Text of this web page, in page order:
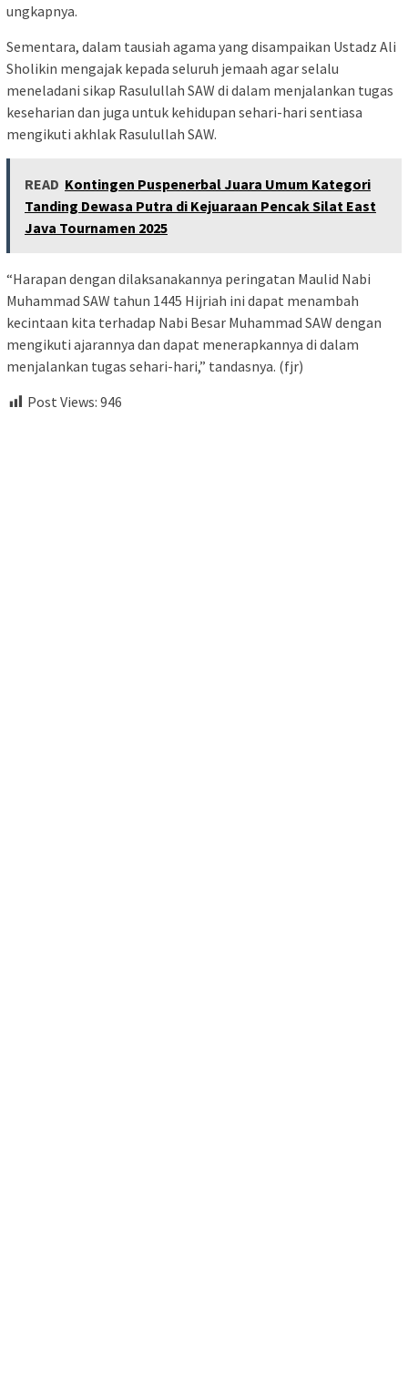
ungkapnya.
Sementara, dalam tausiah agama yang disampaikan Ustadz Ali
Sholikin mengajak kepada seluruh jemaah agar selalu
meneladani sikap Rasulullah SAW di dalam menjalankan tugas
keseharian dan juga untuk kehidupan sehari-hari sentiasa
mengikuti akhlak Rasulullah SAW.
READ Kontingen Puspenerbal Juara Umum Kategori
Tanding Dewasa Putra di Kejuaraan Pencak Silat East
Java Tournamen 2025
“Harapan dengan dilaksanakannya peringatan Maulid Nabi
Muhammad SAW tahun 1445 Hijriah ini dapat menambah
kecintaan kita terhadap Nabi Besar Muhammad SAW dengan
mengikuti ajarannya dan dapat menerapkannya di dalam
menjalankan tugas sehari-hari,” tandasnya. (fjr)
Post Views: 946